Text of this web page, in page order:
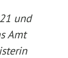
und
Amt